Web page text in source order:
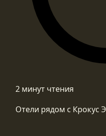
2 минут чтения
Отели рядом с Крокус